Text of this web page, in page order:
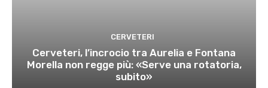
CERVETERI
Cerveteri, l’incrocio tra Aurelia e Fontana
Morella non regge più: «Serve una rotatoria,
subito»